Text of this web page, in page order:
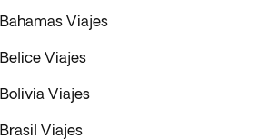
Bahamas Viajes
Belice Viajes
Bolivia Viajes
Brasil Viajes